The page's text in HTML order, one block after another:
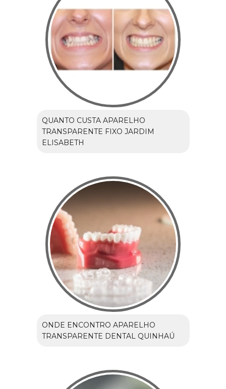
QUANTO CUSTA APARELHO
TRANSPARENTE FIXO JARDIM
ELISABETH
ONDE ENCONTRO APARELHO
TRANSPARENTE DENTAL QUINHAÚ